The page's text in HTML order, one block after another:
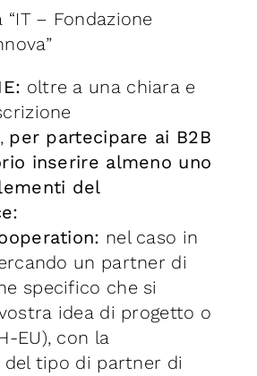
“IT – Fondazione
oltre a una chiara e
per partecipare ai B2B
inserire almeno uno
del
nel caso in
un partner di
specifico che si
idea di progetto o
EU), con la
del tipo di partner di